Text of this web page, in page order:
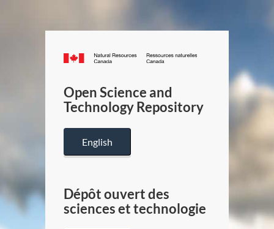
Canada.ca
/
Canada
Open Science and
Technology Repository
English
Dépôt ouvert des
sciences et technologie